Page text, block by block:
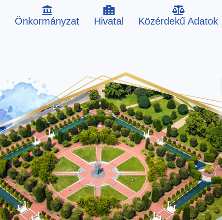
Önkormányzat Hivatal Közérdekű Adatok